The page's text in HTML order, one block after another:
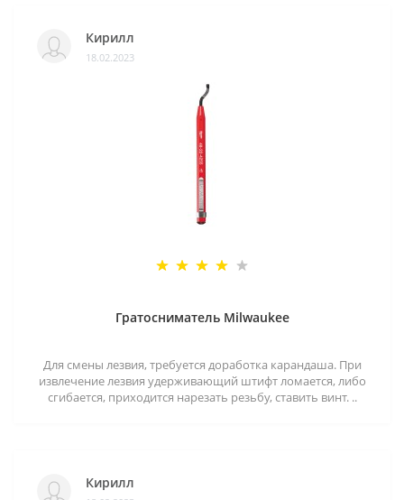
Кирилл
18.02.2023
Гратосниматель Milwaukee
Для смены лезвия, требуется доработка карандаша. При
извлечение лезвия удерживающий штифт ломается, либо
сгибается, приходится нарезать резьбу, ставить винт. ..
Кирилл